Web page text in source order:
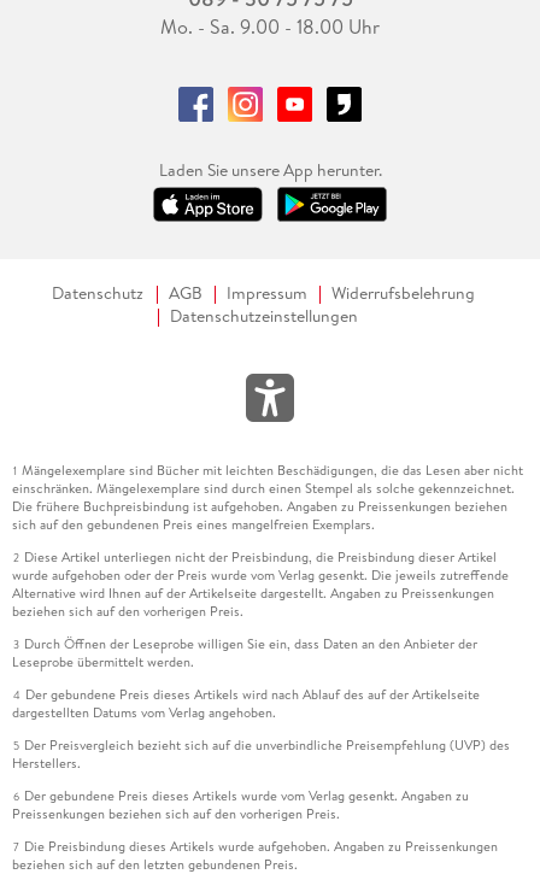
Mo. - Sa. 9.00 - 18.00 Uhr
Laden Sie unsere App herunter.
Datenschutz AGB Impressum
Widerrufsbelehrung
Datenschutzeinstellungen
1 Mängelexemplare sind Bücher mit leichten Beschädigungen, die das Lesen aber nicht
einschränken. Mängelexemplare sind durch einen Stempel als solche gekennzeichnet.
Die frühere Buchpreisbindung ist aufgehoben. Angaben zu Preissenkungen beziehen
sich auf den gebundenen Preis eines mangelfreien Exemplars.
2 Diese Artikel unterliegen nicht der Preisbindung, die Preisbindung dieser Artikel
wurde aufgehoben oder der Preis wurde vom Verlag gesenkt. Die jeweils zutreffende
Alternative wird Ihnen auf der Artikelseite dargestellt. Angaben zu Preissenkungen
beziehen sich auf den vorherigen Preis.
3 Durch Öffnen der Leseprobe willigen Sie ein, dass Daten an den Anbieter der
Leseprobe übermittelt werden.
4 Der gebundene Preis dieses Artikels wird nach Ablauf des auf der Artikelseite
dargestellten Datums vom Verlag angehoben.
5 Der Preisvergleich bezieht sich auf die unverbindliche Preisempfehlung (UVP) des
Herstellers.
6 Der gebundene Preis dieses Artikels wurde vom Verlag gesenkt. Angaben zu
Preissenkungen beziehen sich auf den vorherigen Preis.
7 Die Preisbindung dieses Artikels wurde aufgehoben. Angaben zu Preissenkungen
beziehen sich auf den letzten gebundenen Preis.